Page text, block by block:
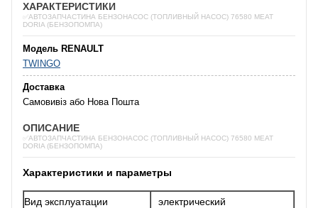
ХАРАКТЕРИСТИКИ
✅АВТОЗАПЧАСТИНА БЕНЗОНАСОС (ТОПЛИВНЫЙ НАСОС) 76580 MEAT
DORIA (БЕНЗОПОМПА)
Модель RENAULT
TWINGO
Доставка
Самовивіз або Нова Пошта
ОПИСАНИЕ
✅АВТОЗАПЧАСТИНА БЕНЗОНАСОС (ТОПЛИВНЫЙ НАСОС) 76580 MEAT
DORIA (БЕНЗОПОМПА)
Характеристики и параметры
Вид эксплуатации
электрический